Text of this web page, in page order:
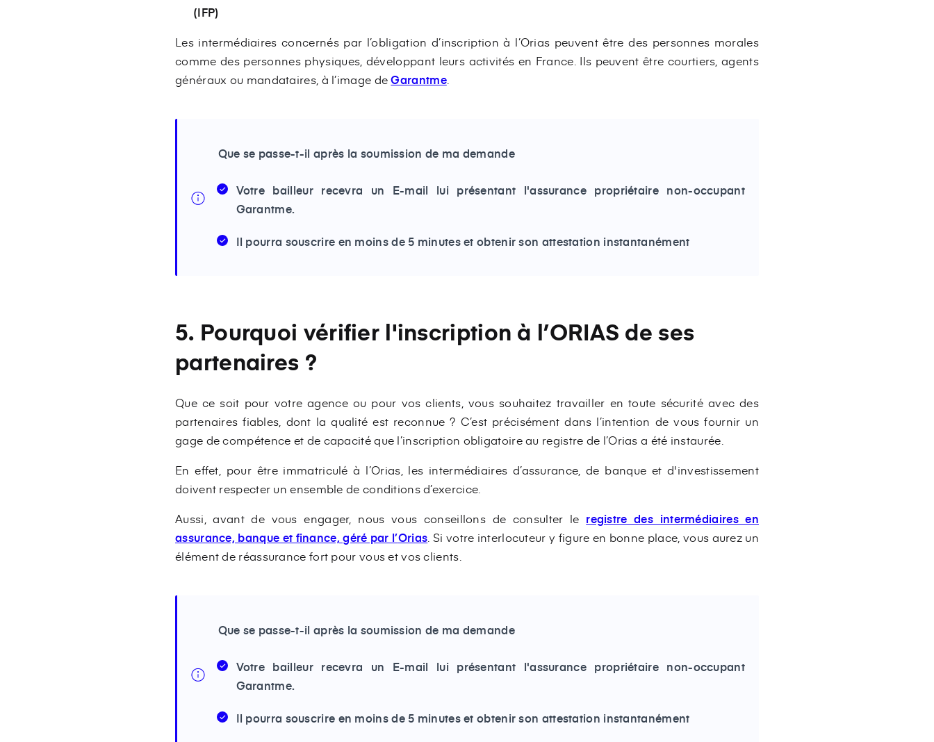
(IFP)
Les intermédiaires concernés par l’obligation d’inscription à l’Orias peuvent être des personnes morales
comme des personnes physiques, développant leurs activités en France. Ils peuvent être courtiers, agents
généraux ou mandataires, à l’image deGarantme.
Que se passe-t-il après la soumission de ma demande
Votre bailleur recevra un E-mail lui présentant l'assurance propriétaire non-occupant
Garantme.
Il pourra souscrire en moins de 5 minutes et obtenir son attestation instantanément
5. Pourquoi vérifier l'inscription à l’ORIAS de ses
partenaires ?
Que ce soit pour votre agence ou pour vos clients, vous souhaitez travailler en toute sécurité avec des
partenaires fiables, dont la qualité est reconnue ? C’est précisément dans l’intention de vous fournir un
gage de compétence et de capacité que l’inscription obligatoire au registre de l’Orias a été instaurée.
En effet, pour être immatriculé à l’Orias, les intermédiaires d’assurance, de banque et d'investissement
doivent respecter un ensemble de conditions d’exercice.
Aussi, avant de vous engager, nous vous conseillons de consulter le registre des intermédiaires en
assurance, banque et finance, géré par l’Orias . Si votre interlocuteur y figure en bonne place, vous aurez un
élément de réassurance fort pour vous et vos clients.
Que se passe-t-il après la soumission de ma demande
Votre bailleur recevra un E-mail lui présentant l'assurance propriétaire non-occupant
Garantme.
Il pourra souscrire en moins de 5 minutes et obtenir son attestation instantanément